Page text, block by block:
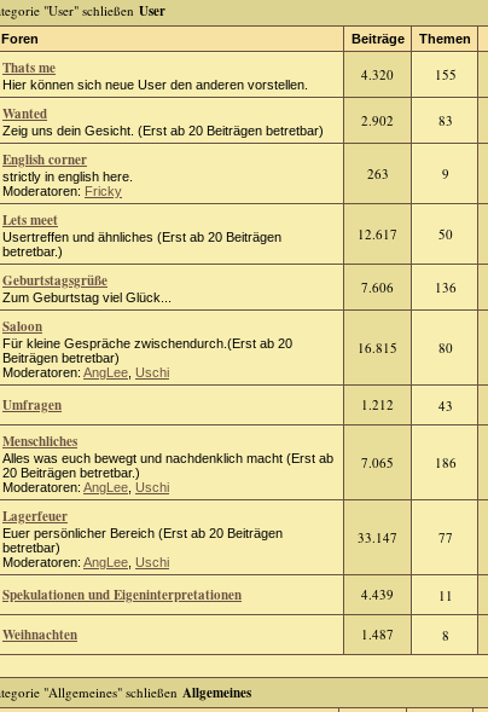
User
Foren Beiträge Themen
Thats me
Hier können sich neue User den anderen vorstellen.
4.320 155
Wanted
Zeig uns dein Gesicht. (Erst ab 20 Beiträgen betretbar)
2.902 83
English corner
strictly in english here.
Moderatoren: Fricky
263 9
Lets meet
Usertreffen und ähnliches (Erst ab 20 Beiträgen
betretbar.)
12.617 50
Geburtstagsgrüße
Zum Geburtstag viel Glück...
7.606 136
Saloon
Für kleine Gespräche zwischendurch.(Erst ab 20
Beiträgen betretbar)
Moderatoren: AngLee Uschi
16.815 80
Umfragen 1.212 43
Menschliches
Alles was euch bewegt und nachdenklich macht (Erst ab
20 Beiträgen betretbar.)
Moderatoren: AngLee Uschi
7.065 186
Lagerfeuer
Euer persönlicher Bereich (Erst ab 20 Beiträgen
betretbar)
Moderatoren: AngLee Uschi
33.147 77
Spekulationen und Eigeninterpretationen 4.439 11
Weihnachten 1.487 8
Allgemeines